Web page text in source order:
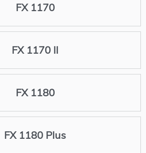
FX 1170
FX 1170 II
FX 1180
FX 1180 Plus